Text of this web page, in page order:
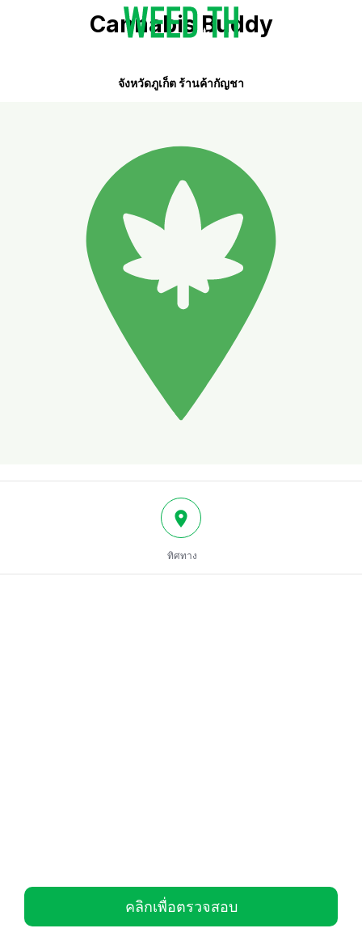
Cannabis Buddy
จังหวัดภูเก็ต ร้านค้ากัญชา
ทิศทาง
คลิกเพื่อตรวจสอบ